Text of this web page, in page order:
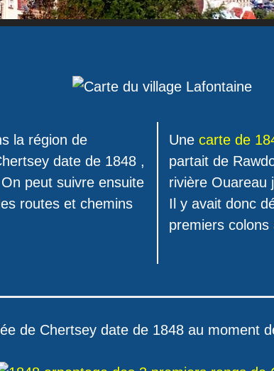
la région de
date de 1848 ,
peut suivre ensuite
routes et chemins
Une carte de
partait de
rivière Ouareau
Il y avait donc
premiers colons
de Chertsey date de 1848 au moment